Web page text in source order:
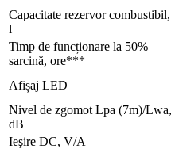
Capacitate rezervor combustibil,
l
Timp de funcționare la 50%
sarcină, ore***
Afișaj LED
Nivel de zgomot Lpa (7m)/Lwa,
dB
Ieşire DC, V/А